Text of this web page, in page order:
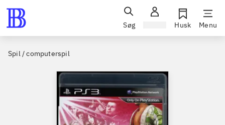
Søg Husk Menu
Spil / computerspil